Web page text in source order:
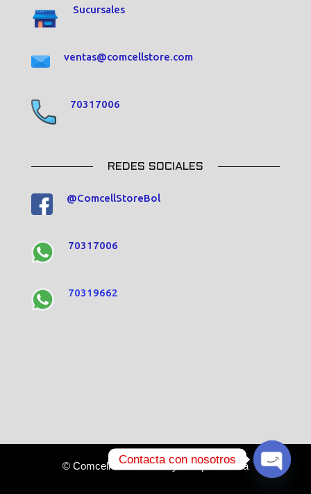
Sucursales
ventas@comcellstore.com
70317006
REDES SOCIALES
@ComcellStoreBol
70317006
70319662
© Comcell Store 2025 By Woopad Media
Contacta con nosotros